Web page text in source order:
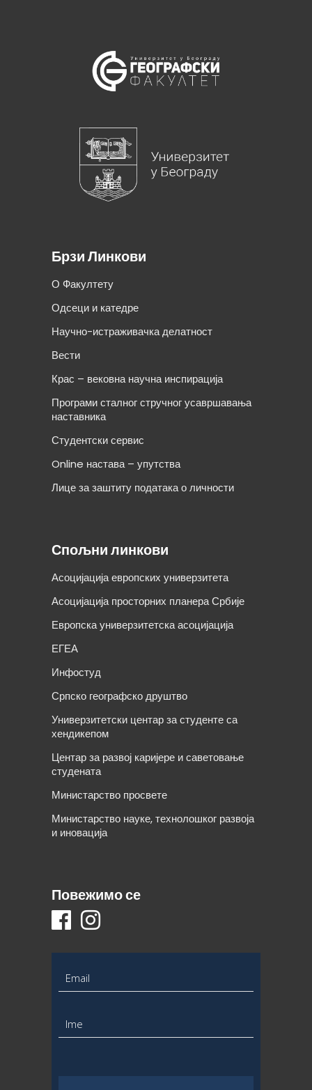
Брзи Линкови
О Факултету
Одсеци и катедре
Научно-истраживачка делатност
Вести
Крас – вековна научна инспирација
Програми сталног стручног усавршавања
наставника
Студентски сервис
Online настава – упутства
Лице за заштиту података о личности
Спољни линкови
Асоцијација европских универзитета
Асоцијација просторних планера Србије
Европска универзитетска асоцијација
ЕГЕА
Инфостуд
Српско географско друштво
Универзитетски центар за студенте са
хендикепом
Центар за развој каријере и саветовање
студената
Министарство просвете
Министарство науке, технолошког развоја
и иновација
Повежимо се